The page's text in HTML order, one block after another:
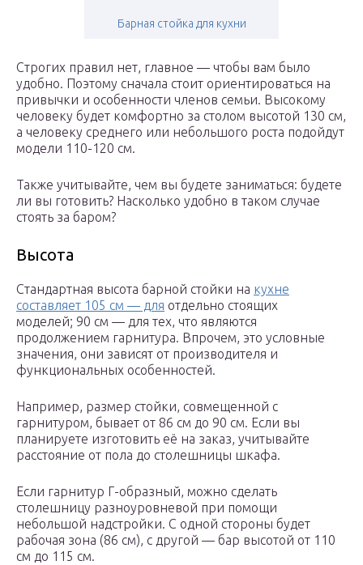
Барная стойка для кухни
Строгих правил нет, главное — чтобы вам было
удобно. Поэтому сначала стоит ориентироваться на
привычки и особенности членов семьи. Высокому
человеку будет комфортно за столом высотой 130 см,
а человеку среднего или небольшого роста подойдут
модели 110-120 см.
Также учитывайте, чем вы будете заниматься: будете
ли вы готовить? Насколько удобно в таком случае
стоять за баром?
Высота
Стандартная высота барной стойки на кухне
составляет 105 см — для отдельно стоящих
моделей; 90 см — для тех, что являются
продолжением гарнитура. Впрочем, это условные
значения, они зависят от производителя и
функциональных особенностей.
Например, размер стойки, совмещенной с
гарнитуром, бывает от 86 см до 90 см. Если вы
планируете изготовить её на заказ, учитывайте
расстояние от пола до столешницы шкафа.
Если гарнитур Г-образный, можно сделать
столешницу разноуровневой при помощи
небольшой надстройки. С одной стороны будет
рабочая зона (86 см), с другой — бар высотой от 110
см до 115 см.